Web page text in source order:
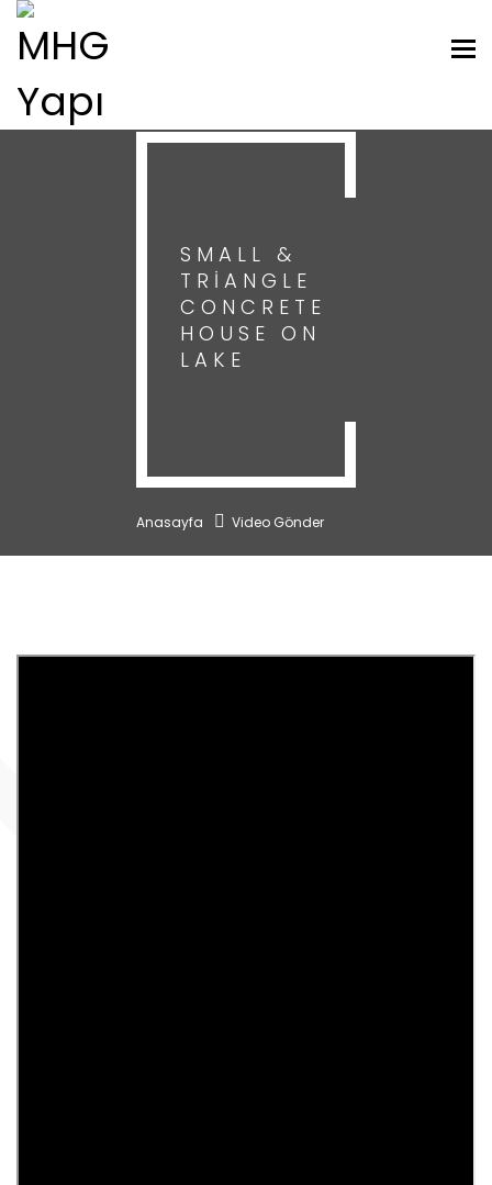
SMALL &
TRIANGLE
CONCRETE
HOUSE ON
LAKE
Anasayfa Video Gönder